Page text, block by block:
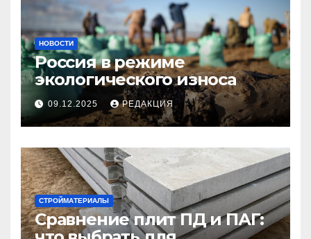
НОВОСТИ
Россия в режиме
экологического износа
09.12.2025 РЕДАКЦИЯ
СТРОЙМАТЕРИАЛЫ
Сравнение плит ПД и ПАГ: